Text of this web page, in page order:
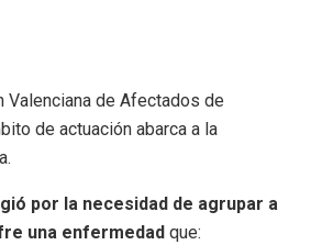
Valenciana de Afectados de
de actuación abarca a la
por la necesidad de agrupar a
una enfermedad que: